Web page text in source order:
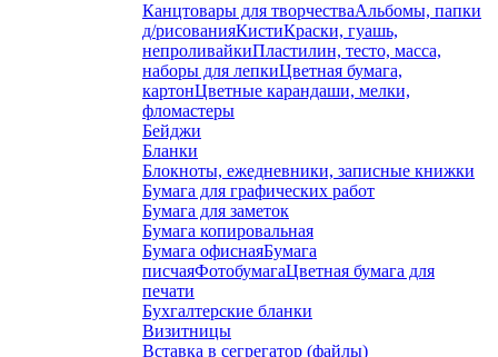
Канцтовары для творчестваАльбомы, папки
д/рисованияКистиКраски, гуашь,
непроливайкиПластилин, тесто, масса,
наборы для лепкиЦветная бумага,
картонЦветные карандаши, мелки,
фломастеры
Бейджи
Бланки
Блокноты, ежедневники, записные книжки
Бумага для графических работ
Бумага для заметок
Бумага копировальная
Бумага офиснаяБумага
писчаяФотобумагаЦветная бумага для
печати
Бухгалтерские бланки
Визитницы
Вставка в сегрегатор (файлы)